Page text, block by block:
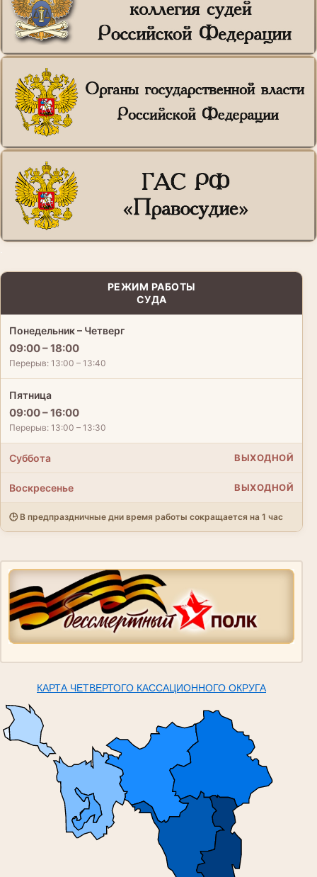
РЕЖИМ РАБОТЫ
СУДА
Понедельник – Четверг
09:00 – 18:00
Перерыв: 13:00 – 13:40
Пятница
09:00 – 16:00
Перерыв: 13:00 – 13:30
Суббота ВЫХОДНОЙ
Воскресенье ВЫХОДНОЙ
🕒 В предпраздничные дни время работы сокращается на 1 час
КАРТА ЧЕТВЕРТОГО КАССАЦИОННОГО ОКРУГА